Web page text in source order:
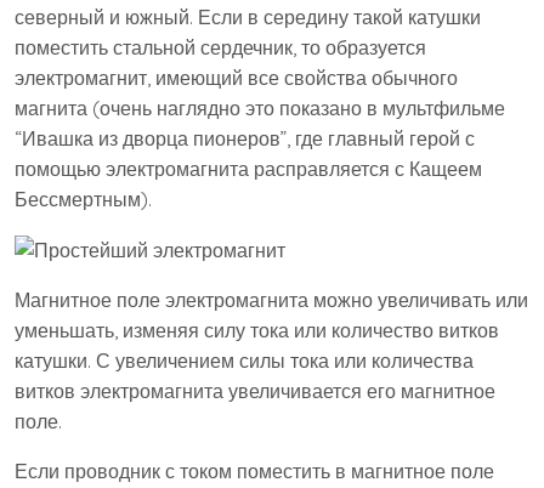
северный и южный. Если в середину такой катушки
поместить стальной сердечник, то образуется
электромагнит, имеющий все свойства обычного
магнита (очень наглядно это показано в мультфильме
“Ивашка из дворца пионеров”, где главный герой с
помощью электромагнита расправляется с Кащеем
Бессмертным).
Магнитное поле электромагнита можно увеличивать или
уменьшать, изменяя силу тока или количество витков
катушки. С увеличением силы тока или количества
витков электромагнита увеличивается его магнитное
поле.
Если проводник с током поместить в магнитное поле